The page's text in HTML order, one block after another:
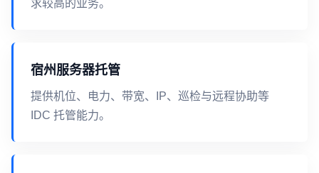
求较高的业务。
宿州服务器托管
提供机位、电力、带宽、IP、巡检与远程协助等
IDC 托管能力。